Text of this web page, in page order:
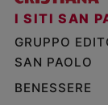
I SITI SAN
GRUPPO
SAN PAOLO
BENESSERE